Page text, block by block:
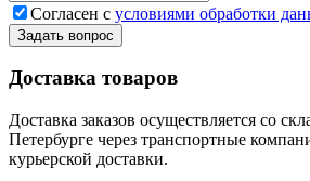
Согласен с условиями обработки
Задать вопрос
Доставка товаров
Доставка заказов осуществляется со
Петербурге через транспортные
курьерской доставки.